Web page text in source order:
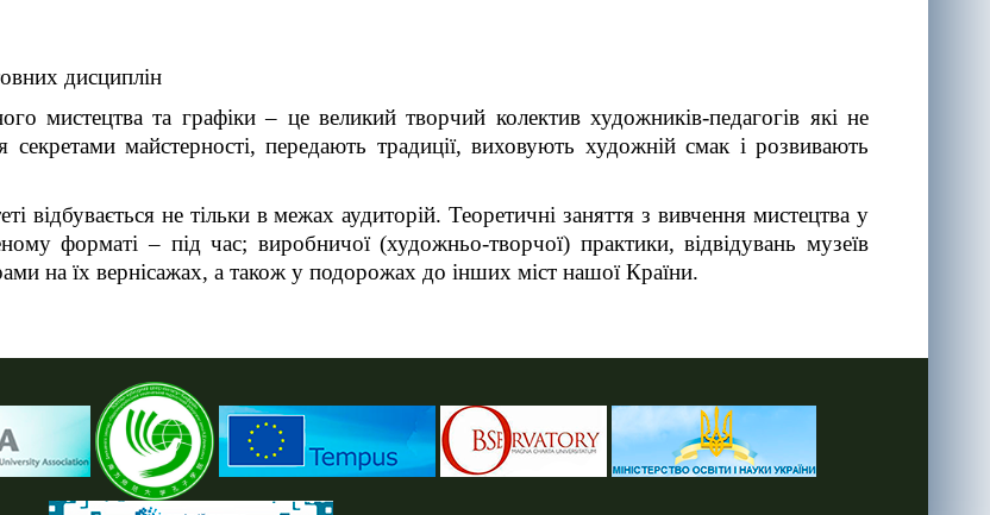
дисциплін
мистецтва та графіки – це великий творчий колектив художників-педагогів які не
секретами майстерності, передають традиції, виховують художній смак і розвивають
відбувається не тільки в межах аудиторій. Теоретичні заняття з вивчення мистецтва у
форматі – під час; виробничої (художньо-творчої) практики, відвідувань музеїв
на їх вернісажах, а також у подорожах до інших міст нашої Країни.